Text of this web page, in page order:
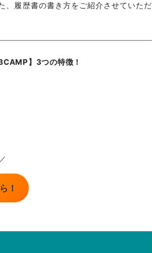
、履歴書の書き方をご紹介させていただ
】3つの特徴！
！